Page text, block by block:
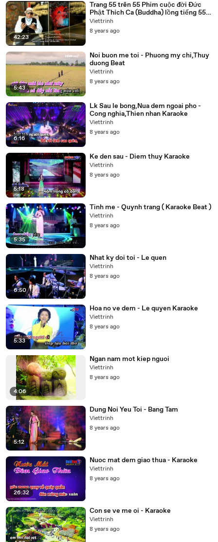
42:23
Trang 55 trên 55 Phim cuộc đời Đức
Phật Thích Ca (Buddha) lồng tiếng 55
tập trọn bộ
Viettrinh
8 years ago
5:43
Noi buon me toi - Phuong my chi,Thuy
duong Beat
Viettrinh
8 years ago
6:16
Lk Sau le bong,Nua dem ngoai pho -
Cong nghia,Thien nhan Karaoke
Viettrinh
8 years ago
5:18
Ke den sau - Diem thuy Karaoke
Viettrinh
8 years ago
5:35
Tinh me - Quynh trang ( Karaoke Beat )
Viettrinh
8 years ago
6:50
Nhat ky doi toi - Le quen
Viettrinh
8 years ago
5:33
Hoa no ve dem - Le quyen Karaoke
Viettrinh
8 years ago
4:06
Ngan nam mot kiep nguoi
Viettrinh
8 years ago
5:12
Dung Noi Yeu Toi - Bang Tam
Viettrinh
8 years ago
26:32
Nuoc mat dem giao thua - Karaoke
Viettrinh
8 years ago
Con se ve me oi - Karaoke
Viettrinh
8 years ago